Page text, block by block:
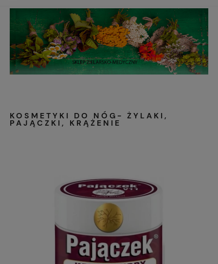
KOSMETYKI DO NÓG- ŻYLAKI,
PAJĄCZKI, KRĄŻENIE